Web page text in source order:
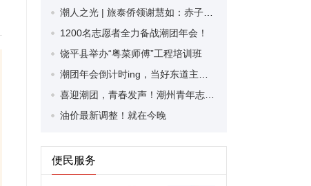
1200名志愿者全力备战潮团年会！
饶平县举办“粤菜师傅”工程培训班
油价最新调整！就在今晚
便民服务